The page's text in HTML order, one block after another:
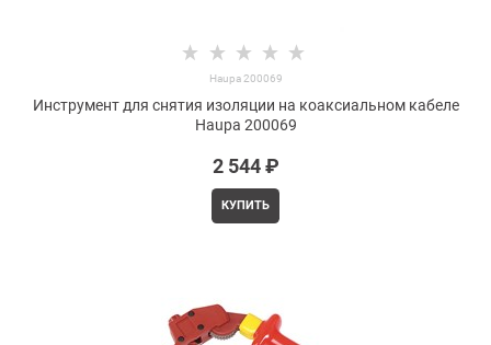
Haupa 200069
Инструмент для снятия изоляции на коаксиальном кабеле
Haupa 200069
2 544 ₽
КУПИТЬ